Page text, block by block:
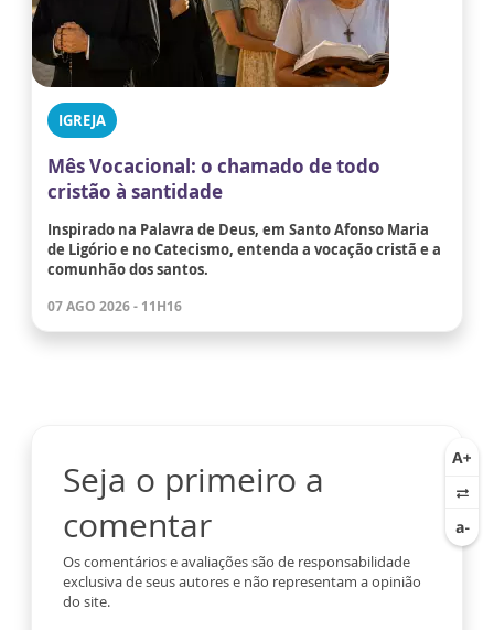
IGREJA
Mês Vocacional: o chamado de todo
cristão à santidade
Inspirado na Palavra de Deus, em Santo Afonso Maria
de Ligório e no Catecismo, entenda a vocação cristã e a
comunhão dos santos.
07 AGO 2026 - 11H16
Seja o primeiro a
comentar
Os comentários e avaliações são de responsabilidade
exclusiva de seus autores e não representam a opinião
do site.